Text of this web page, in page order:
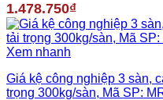
1.478.750₫
Xem nhanh
Giá kệ công nghiệp 3 sàn,
trọng 300kg/sàn, Mã SP: